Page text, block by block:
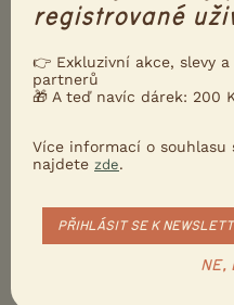
Uživatel s
Já mám zase trauma
ještě nehrbí
Vaše starosti na moji
registrované
👉 Exkluzivní akce, slevy
partnerů
🎁 A teď navíc dárek: 200
Více informací o
najdete zde.
PŘIHLÁSIT SE K
NE,